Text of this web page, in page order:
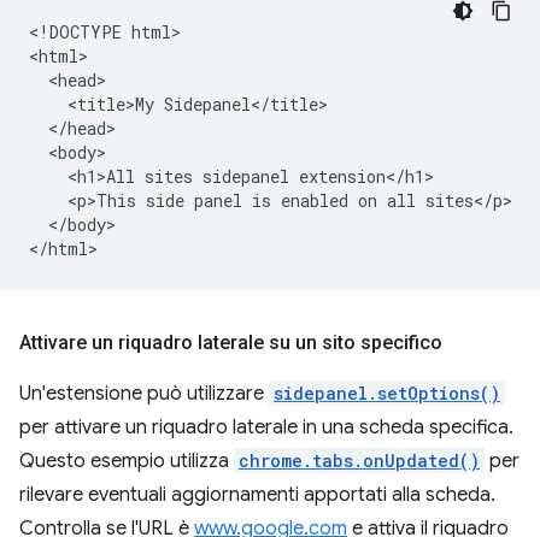
<!DOCTYPE html>
<html>
  <head>
    <title>My Sidepanel</title>
  </head>
  <body>
    <h1>All sites sidepanel extension</h1>
    <p>This side panel is enabled on all sites</p>
  </body>
Attivare un riquadro laterale su un sito specifico
Un'estensione può utilizzare sidepanel.setOptions()
per attivare un riquadro laterale in una scheda specifica.
Questo esempio utilizza chrome.tabs.onUpdated() per
rilevare eventuali aggiornamenti apportati alla scheda.
Controlla se l'URL è www.google.com e attiva il riquadro